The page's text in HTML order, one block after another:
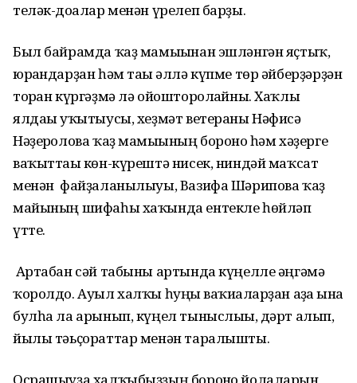
теләк-доғалар менән үрелеп барҙы.
Был байрамда ҡаҙ мамығынан эшләнгән яҫтыҡ,
юрғандарҙан һәм тағы әллә күпме төр әйберҙәрҙән
торған күргәҙмә лә ойошторолғайны. Хаҡлы
ялдағы уҡытыусы, хеҙмәт ветераны Нәфисә
Нәҙерғолова ҡаҙ мамығының боронғо һәм хәҙерге
ваҡыттағы көн-күрештә нисек, ниндәй маҡсат
менән файҙаланылыуы, Вазифа Шәрипова ҡаҙ
майының шифаһы хаҡында ентекле һөйләп
үтте.
Артабан сәй табыны артында күңелле әңгәмә
ҡоролдо. Ауыл халҡы һуңғы ваҡиғаларҙан аҙға ғына
булһа ла арынып, күңел тыныслығы, дәрт алып,
йылы тәьҫораттар менән таралышты.